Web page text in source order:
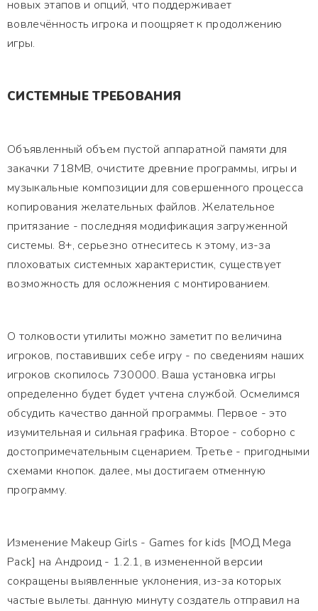
новых этапов и опций, что поддерживает
вовлечённость игрока и поощряет к продолжению
игры.
СИСТЕМНЫЕ ТРЕБОВАНИЯ
Объявленный объем пустой аппаратной памяти для
закачки 718MB, очистите древние программы, игры и
музыкальные композиции для совершенного процесса
копирования желательных файлов. Желательное
притязание - последняя модификация загруженной
системы. 8+, серьезно отнеситесь к этому, из-за
плоховатых системных характеристик, существует
возможность для осложнения с монтированием.
О толковости утилиты можно заметит по величина
игроков, поставивших себе игру - по сведениям наших
игроков скопилось 730000. Ваша установка игры
определенно будет будет учтена службой. Осмелимся
обсудить качество данной программы. Первое - это
изумительная и сильная графика. Второе - соборно с
достопримечательным сценарием. Третье - пригодными
схемами кнопок. далее, мы достигаем отменную
программу.
Изменение Makeup Girls - Games for kids [МОД Mega
Pack] на Андроид - 1.2.1, в измененной версии
сокращены выявленные уклонения, из-за которых
частые вылеты. данную минуту создатель отправил на